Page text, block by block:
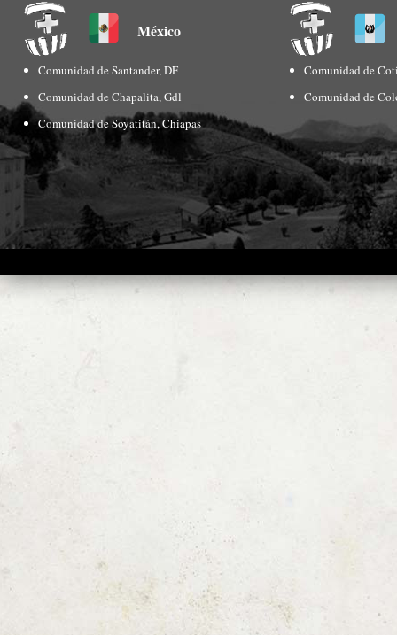
México
Comunidad de Santander, DF
Comunidad de Chapalita, Gdl
Comunidad de Soyatitán, Chiapas
Comunidad de
Comunidad de